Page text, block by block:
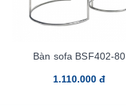
Bàn sofa BSF402-80
1.110.000 đ